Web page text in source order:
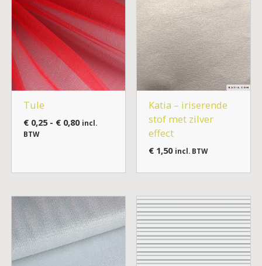
Tule
€0,25 - €0,80
€ 0,80
incl.
BTW
Katia – iriserende
stof met zilver
effect
€1,50 incl. BTW